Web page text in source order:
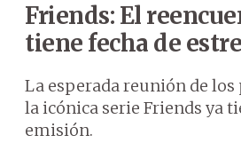
Friends: El
tiene fecha de
La esperada reunión de
la icónica serie Friends ya
emisión.